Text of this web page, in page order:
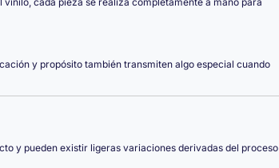
y propósito también transmiten algo especial cuando
y pueden existir ligeras variaciones derivadas del proceso